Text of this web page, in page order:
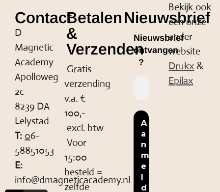
Contact
D
Magnetic
Academy
Apolloweg
2c
8239 DA
Lelystad
T: 06-
58851053
E:
info@dmagneticacademy.nl
Betalen
&
Verzenden
Gratis
verzending
v.a. €
100,-
excl. btw
Voor
15:00
besteld =
zelfde
Nieuwsbrief
Nieuwsbrief
ontvangen
?
Bekijk ook
een onze
ander
website
Drukx &
Epilax